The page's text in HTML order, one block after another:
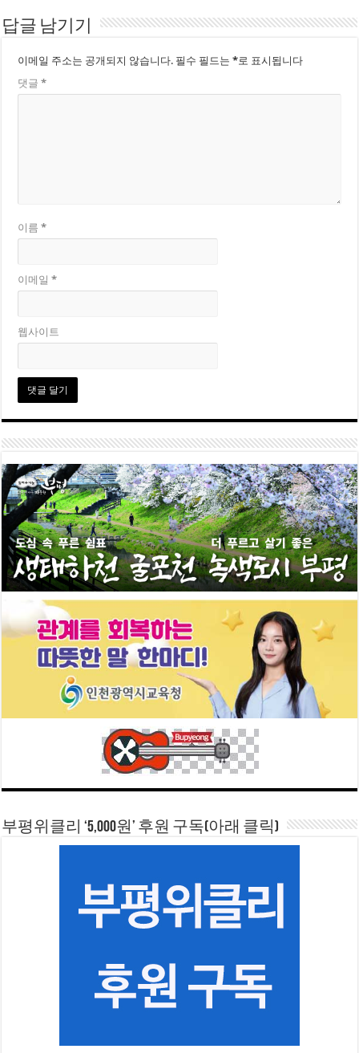
답글 남기기
이메일 주소는 공개되지 않습니다. 필수 필드는*로 표시됩니다
댓글*
이름*
이메일*
웹사이트
부평위클리 ‘5,000원’ 후원 구독(아래 클릭)